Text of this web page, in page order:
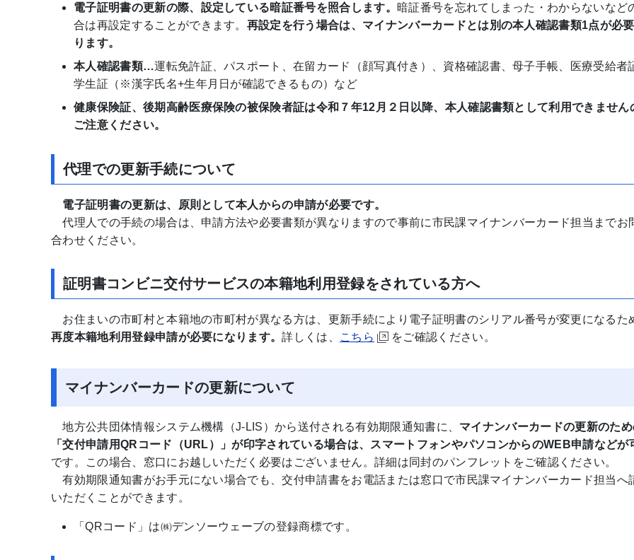
電子証明書の更新の際、設定している暗証番号を照合します。 暗証番号を忘れてしまった・わからないなど
合は再設定することができます。 再設定を行う場合は、マイナンバーカードとは別の本人確認書類1点が必
ります。
本人確認書類…運転免許証、パスポート、在留カード（顔写真付き）、資格確認書、母子手帳、医療受給者
学生証（※漢字氏名+生年月日が確認できるもの）など
健康保険証、後期高齢医療保険の被保険者証は令和７年12月２日以降、本人確認書類として利用できません
ご注意ください。
代理での更新手続について
電子証明書の更新は、原則として本人からの申請が必要です。
代理人での手続の場合は、申請方法や必要書類が異なりますので事前に市民課マイナンバーカード担当までお
合わせください。
証明書コンビニ交付サービスの本籍地利用登録をされている方へ
お住まいの市町村と本籍地の市町村が異なる方は、更新手続により電子証明書のシリアル番号が変更になるた
再度本籍地利用登録申請が必要になります。詳しくは、 こちら をご確認ください。
マイナンバーカードの更新について
地方公共団体情報システム機構（J-LIS）から送付される有効期限通知書に、 マイナンバーカードの更新のた
「交付申請用QRコード（URL）」が印字されている場合は、スマートフォンやパソコンからのWEB申請などが
です。この場合、窓口にお越しいただく必要はございません。詳細は同封のパンフレットをご確認ください。
有効期限通知書がお手元にない場合でも、交付申請書をお電話または窓口で市民課マイナンバーカード担当へ
いただくことができます。
「QRコード」は㈱デンソーウェーブの登録商標です。